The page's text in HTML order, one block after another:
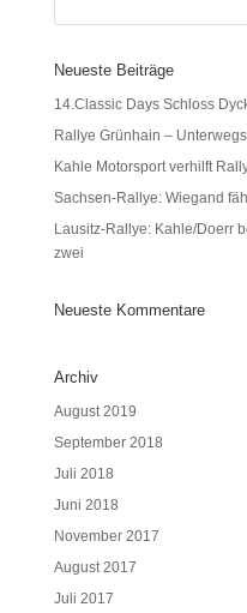
Neueste Beiträge
14.Classic Days Schloss
Rallye Grünhain –
Kahle Motorsport verhilft
Sachsen-Rallye: Wiegand
Lausitz-Rallye: Kahle/Doerr
zwei
Neueste Kommentare
Archiv
August 2019
September 2018
Juli 2018
Juni 2018
November 2017
August 2017
Juli 2017